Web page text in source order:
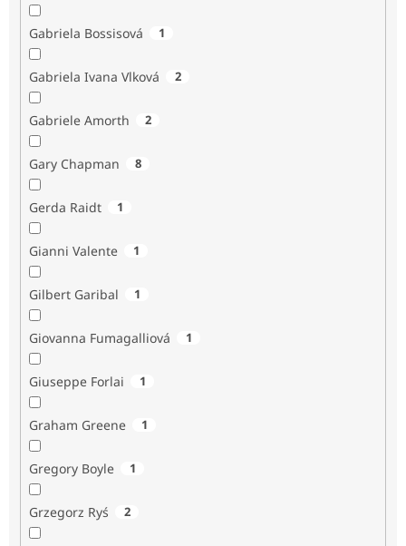
Gabriela Bossisová 1
Gabriela Ivana Vlková 2
Gabriele Amorth 2
Gary Chapman 8
Gerda Raidt 1
Gianni Valente 1
Gilbert Garibal 1
Giovanna Fumagalliová 1
Giuseppe Forlai 1
Graham Greene 1
Gregory Boyle 1
Grzegorz Ryś 2